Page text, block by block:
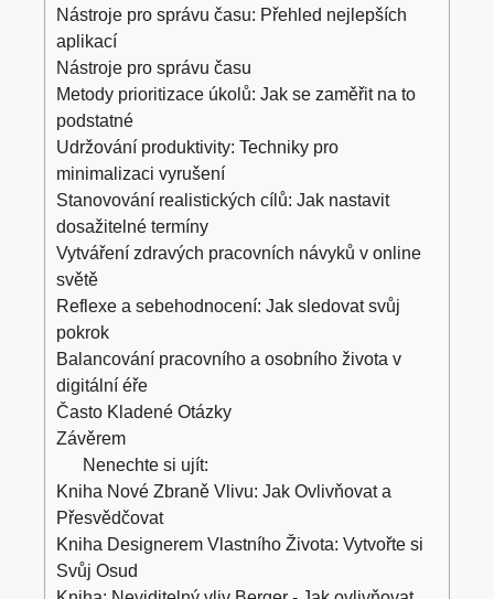
Nástroje pro správu času: Přehled nejlepších
aplikací
Nástroje pro správu času
Metody prioritizace úkolů: Jak se zaměřit na to
podstatné
Udržování produktivity: Techniky pro
minimalizaci vyrušení
Stanovování realistických cílů: Jak nastavit
dosažitelné termíny
Vytváření zdravých pracovních návyků v online
světě
Reflexe a sebehodnocení: Jak sledovat svůj
pokrok
Balancování pracovního a osobního života v
digitální éře
Často Kladené Otázky
Závěrem
Nenechte si ujít:
Kniha Nové Zbraně Vlivu: Jak Ovlivňovat a
Přesvědčovat
Kniha Designerem Vlastního Života: Vytvořte si
Svůj Osud